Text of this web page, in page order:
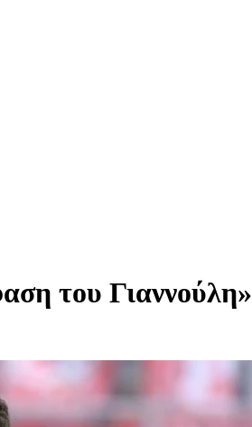
του Γιαννούλη»